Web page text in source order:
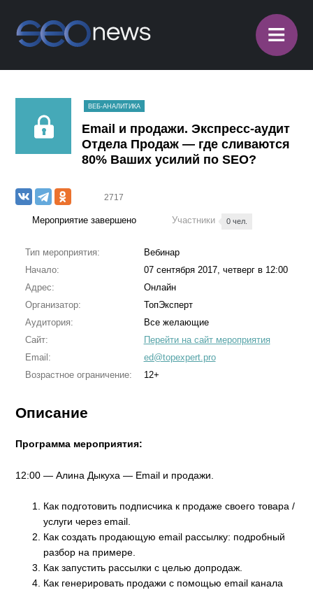
≡
ВЕБ-АНАЛИТИКА
Email и продажи. Экспресс-аудит
Отдела Продаж — где сливаются
80% Ваших усилий по SEO?
2717
Мероприятие завершено Участники 0 чел.
Тип мероприятия:
Вебинар
Начало:
07 сентября 2017, четверг в 12:00
Адрес:
Онлайн
Организатор:
ТопЭксперт
Аудитория:
Все желающие
Сайт:
Перейти на сайт мероприятия
Email:
ed@topexpert.pro
Возрастное ограничение:
12+
Описание
Программа мероприятия:
12:00 — Алина Дыкуха — Email и продажи.
Как подготовить подписчика к продаже своего товара /
услуги через email.
Как создать продающую email рассылку: подробный
разбор на примере.
Как запустить рассылки с целью допродаж.
Как генерировать продажи с помощью email канала